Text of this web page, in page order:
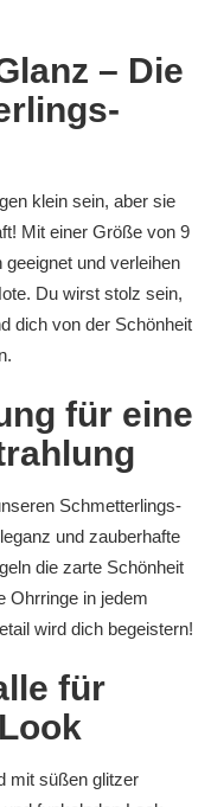
– Die
klein sein, aber sie
Mit einer Größe von 9
und verleihen
Du wirst stolz sein,
dich von der Schönheit
für eine
Schmetterlings-
und zauberhafte
die zarte Schönheit
Ohrringe in jedem
wird dich begeistern!
für
mit süßen glitzer